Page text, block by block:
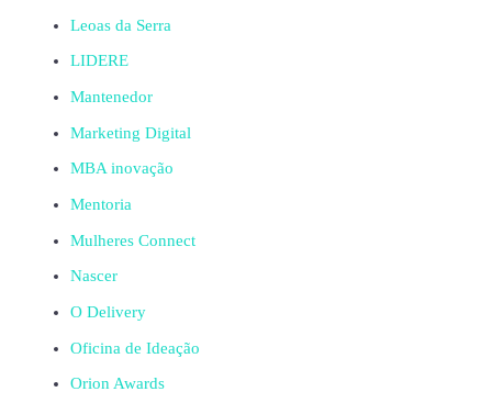
Leoas da Serra
LIDERE
Mantenedor
Marketing Digital
MBA inovação
Mentoria
Mulheres Connect
Nascer
O Delivery
Oficina de Ideação
Orion Awards